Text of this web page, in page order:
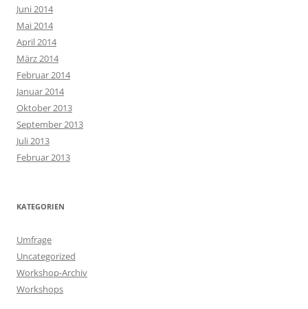
Juni 2014
Mai 2014
April 2014
März 2014
Februar 2014
Januar 2014
Oktober 2013
September 2013
Juli 2013
Februar 2013
KATEGORIEN
Umfrage
Uncategorized
Workshop-Archiv
Workshops